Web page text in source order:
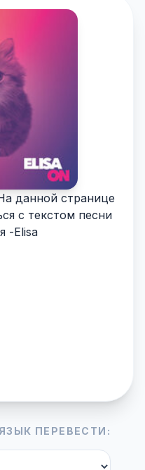
данной странице
с текстом песни
-Elisa
ПЕРЕВЕСТИ: